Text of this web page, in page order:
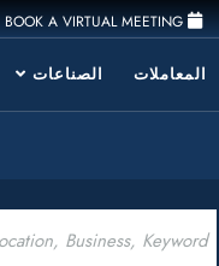
BOOK A VIRTUAL MEETING
الصناعات المعاملات